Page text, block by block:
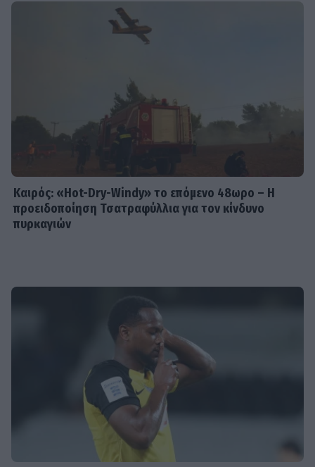
Καιρός: «Hot-Dry-Windy» το επόμενο 48ωρο – Η
προειδοποίηση Τσατραφύλλια για τον κίνδυνο
πυρκαγιών